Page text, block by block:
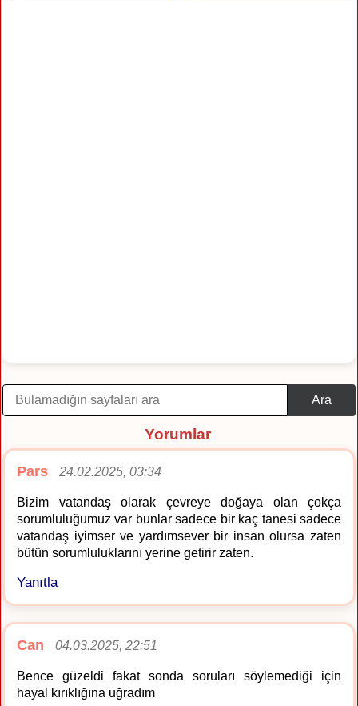
Ara
Yorumlar
Pars 24.02.2025, 03:34
Bizim vatandaş olarak çevreye doğaya olan çokça
sorumluluğumuz var bunlar sadece bir kaç tanesi sadece
vatandaş iyimser ve yardımsever bir insan olursa zaten
bütün sorumluluklarını yerine getirir zaten.
Yanıtla
Can 04.03.2025, 22:51
Bence güzeldi fakat sonda soruları söylemediği için
hayal kırıklığına uğradım